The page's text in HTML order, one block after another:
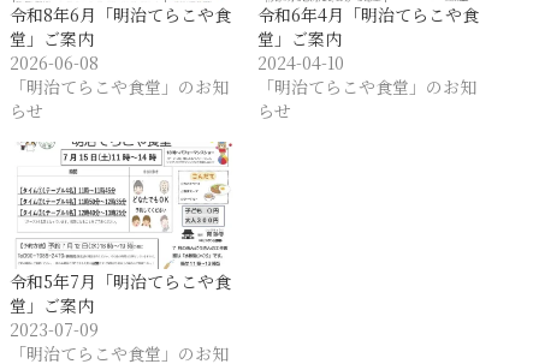
令和8年6月「明治てらこや食
堂」ご案内
2026-06-08
「明治てらこや食堂」のお知
らせ
令和6年4月「明治てらこや食
堂」ご案内
2024-04-10
「明治てらこや食堂」のお知
らせ
令和5年7月「明治てらこや食
堂」ご案内
2023-07-09
「明治てらこや食堂」のお知